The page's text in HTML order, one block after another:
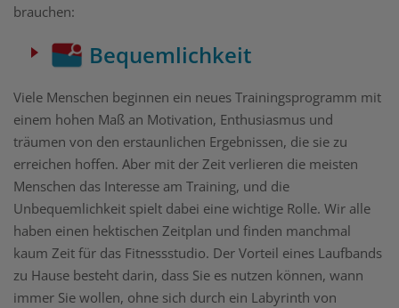
brauchen:
Bequemlichkeit
Viele Menschen beginnen ein neues Trainingsprogramm mit
einem hohen Maß an Motivation, Enthusiasmus und
träumen von den erstaunlichen Ergebnissen, die sie zu
erreichen hoffen. Aber mit der Zeit verlieren die meisten
Menschen das Interesse am Training, und die
Unbequemlichkeit spielt dabei eine wichtige Rolle. Wir alle
haben einen hektischen Zeitplan und finden manchmal
kaum Zeit für das Fitnessstudio. Der Vorteil eines Laufbands
zu Hause besteht darin, dass Sie es nutzen können, wann
immer Sie wollen, ohne sich durch ein Labyrinth von